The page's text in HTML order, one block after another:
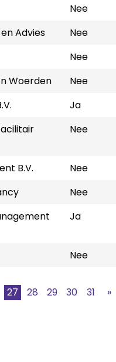
Nee
Advies
Nee
Nee
Woerden
Nee
Ja
Nee
B.V.
Nee
Nee
Ja
Nee
27 28 29 30 31 »